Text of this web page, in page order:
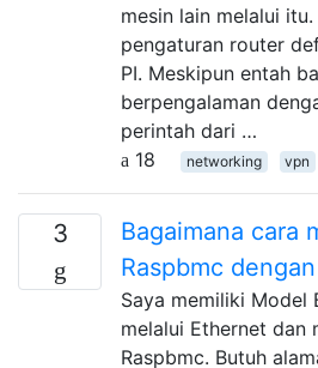
mesin lain melalui
pengaturan router
PI. Meskipun entah
berpengalaman
perintah dari …
18
networking vpn
3
Bagaimana cara
Raspbmc
Saya memiliki Model
melalui Ethernet dan
Raspbmc. Butuh